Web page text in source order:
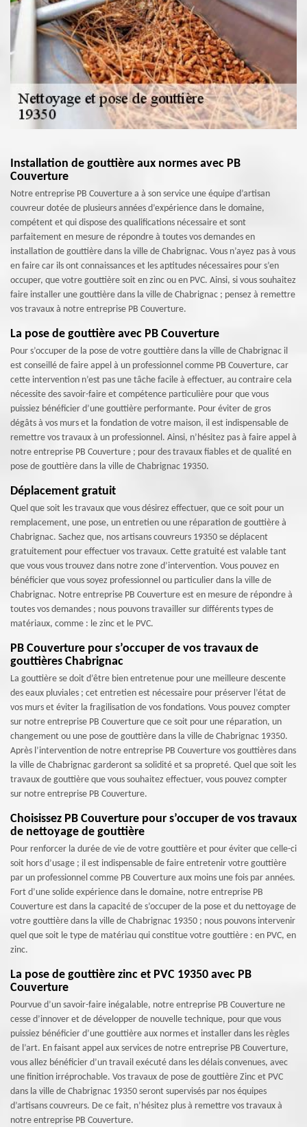
Installation de gouttière aux normes avec PB
Couverture
Notre entreprise PB Couverture a à son service une équipe d’artisan
couvreur dotée de plusieurs années d’expérience dans le domaine,
compétent et qui dispose des qualifications nécessaire et sont
parfaitement en mesure de répondre à toutes vos demandes en
installation de gouttière dans la ville de Chabrignac. Vous n’ayez pas à vous
en faire car ils ont connaissances et les aptitudes nécessaires pour s’en
occuper, que votre gouttière soit en zinc ou en PVC. Ainsi, si vous souhaitez
faire installer une gouttière dans la ville de Chabrignac ; pensez à remettre
vos travaux à notre entreprise PB Couverture.
La pose de gouttière avec PB Couverture
Pour s’occuper de la pose de votre gouttière dans la ville de Chabrignac il
est conseillé de faire appel à un professionnel comme PB Couverture, car
cette intervention n’est pas une tâche facile à effectuer, au contraire cela
nécessite des savoir-faire et compétence particulière pour que vous
puissiez bénéficier d’une gouttière performante. Pour éviter de gros
dégâts à vos murs et la fondation de votre maison, il est indispensable de
remettre vos travaux à un professionnel. Ainsi, n’hésitez pas à faire appel à
notre entreprise PB Couverture ; pour des travaux fiables et de qualité en
pose de gouttière dans la ville de Chabrignac 19350.
Déplacement gratuit
Quel que soit les travaux que vous désirez effectuer, que ce soit pour un
remplacement, une pose, un entretien ou une réparation de gouttière à
Chabrignac. Sachez que, nos artisans couvreurs 19350 se déplacent
gratuitement pour effectuer vos travaux. Cette gratuité est valable tant
que vous vous trouvez dans notre zone d’intervention. Vous pouvez en
bénéficier que vous soyez professionnel ou particulier dans la ville de
Chabrignac. Notre entreprise PB Couverture est en mesure de répondre à
toutes vos demandes ; nous pouvons travailler sur différents types de
matériaux, comme : le zinc et le PVC.
PB Couverture pour s’occuper de vos travaux de
gouttières Chabrignac
La gouttière se doit d’être bien entretenue pour une meilleure descente
des eaux pluviales ; cet entretien est nécessaire pour préserver l’état de
vos murs et éviter la fragilisation de vos fondations. Vous pouvez compter
sur notre entreprise PB Couverture que ce soit pour une réparation, un
changement ou une pose de gouttière dans la ville de Chabrignac 19350.
Après l’intervention de notre entreprise PB Couverture vos gouttières dans
la ville de Chabrignac garderont sa solidité et sa propreté. Quel que soit les
travaux de gouttière que vous souhaitez effectuer, vous pouvez compter
sur notre entreprise PB Couverture.
Choisissez PB Couverture pour s’occuper de vos travaux
de nettoyage de gouttière
Pour renforcer la durée de vie de votre gouttière et pour éviter que celle-ci
soit hors d’usage ; il est indispensable de faire entretenir votre gouttière
par un professionnel comme PB Couverture aux moins une fois par années.
Fort d’une solide expérience dans le domaine, notre entreprise PB
Couverture est dans la capacité de s’occuper de la pose et du nettoyage de
votre gouttière dans la ville de Chabrignac 19350 ; nous pouvons intervenir
quel que soit le type de matériau qui constitue votre gouttière : en PVC, en
zinc.
La pose de gouttière zinc et PVC 19350 avec PB
Couverture
Pourvue d’un savoir-faire inégalable, notre entreprise PB Couverture ne
cesse d’innover et de développer de nouvelle technique, pour que vous
puissiez bénéficier d’une gouttière aux normes et installer dans les règles
de l’art. En faisant appel aux services de notre entreprise PB Couverture,
vous allez bénéficier d’un travail exécuté dans les délais convenues, avec
une finition irréprochable. Vos travaux de pose de gouttière Zinc et PVC
dans la ville de Chabrignac 19350 seront supervisés par nos équipes
d’artisans couvreurs. De ce fait, n’hésitez plus à remettre vos travaux à
notre entreprise PB Couverture.